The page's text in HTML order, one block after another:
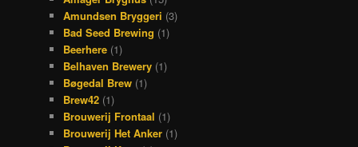
Amundsen Bryggeri (3)
Bad Seed Brewing (1)
Beerhere (1)
Belhaven Brewery (1)
Bøgedal Brew (1)
Brew42 (1)
Brouwerij Frontaal (1)
Brouwerij Het Anker (1)